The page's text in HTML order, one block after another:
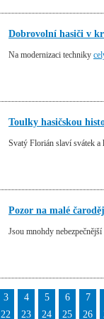
Dobrovolní hasiči v
Na modernizaci techniky
Toulky hasičskou
Svatý Florián slaví svátek a
Pozor na malé
Jsou mnohdy
3 4 5 6 7
22 23 24 25 26